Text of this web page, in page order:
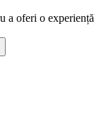
a oferi o experiență